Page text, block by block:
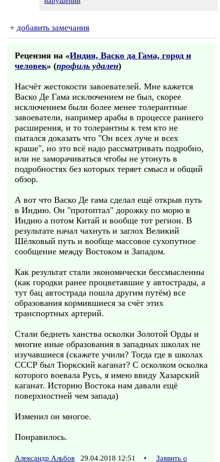
+ добавить замечания
Рецензия на «Индия, Васко да Гама, город и
человек» (профиль удален)
Насчёт жестокости завоевателей. Мне кажется
Васко Де Гама исключением не был, скорее
исключением были более менее толерантные
завоеватели, например арабы в процессе раннего
расширения, и то толерантны к тем кто не
пытался доказать что "Он всех луче и всех
краше", но это всё надо рассматривать подробно,
или не заморачиваться чтобы не утонуть в
подробностях без которых теряет смысл и общий
обзор.
А вот что Васко Де гама сделал ещё открыв путь
в Индию. Он "протоптал" дорожку по морю в
Индию а потом Китай и вообще тот регион. В
результате начал чахнуть и заглох Великий
Шёлковый путь и вообще массовое сухопутное
сообщение между Востоком и Западом.
Как результат стали экономически бессмысленны
(как городки ранее процветавшие у автострады, а
тут бац автострада пошла другим путём) все
образования кормившиеся за счёт этих
транспортных артерий.
Стали беднеть ханства осколки Золотой Орды и
многие иные образования в западных школах не
изучавшиеся (скажете учили? Тогда где в школах
СССР был Тюркский каганат? С осколком осколка
которого воевала Русь, я имею ввиду Хазарский
каганат. Историю Востока нам давали ещё
поверхностней чем запада)
Изменил он многое.
Понравилось.
Александр Альбов 29.04.2018 12:51 • Заявить о